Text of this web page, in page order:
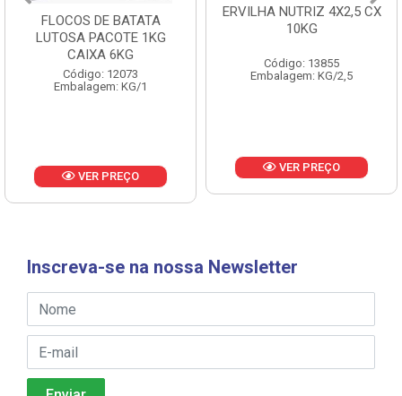
ERVILHA NUTRIZ 4X2,5 CX
10KG
Código: 13855
Embalagem: KG/2,5
VER PREÇO
BATATA KINGS FRIES
Código: 17145
Inscreva-se na nossa Newsletter